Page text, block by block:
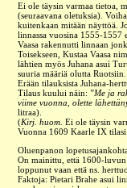
Ei ole täysin varmaa tietoa,
(seuraavana oletuksia).
kuitenkaan mitään näyttöä.
linnassa vuosina 1555-
Vaasa rakennutti linnaan
Toisekseen, Kustaa Vaasa
lähtien myös Juhana asui
suuria määriä olutta Ruotsiin.
Erään tilauksista Juhana-
Tilaus kuului näin: "Me ja
viime vuonna, olette
litraa).
(Kirj. huom. Ei ole täysin
Vuonna 1609 Kaarle IX tilasi
Oluenpanon
On mainittu, että 1600-
loppunut vaan että ns.
Faktoja: Pietari Brahe asui